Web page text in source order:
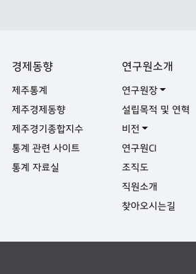
경제동향
제주통계
제주경제동향
제주경기종합지수
통계 관련 사이트
통계 자료실
연구원소개
연구원장
설립목적 및 연혁
비전
연구원CI
조직도
직원소개
찾아오시는길